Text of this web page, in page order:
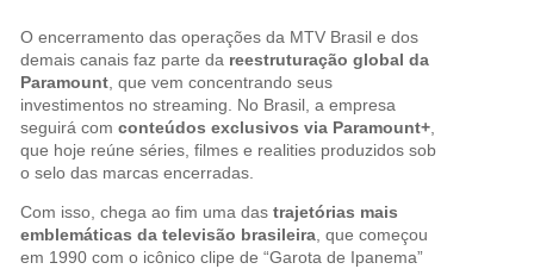
O encerramento das operações da MTV Brasil e dos
demais canais faz parte da reestruturação global da
Paramount , que vem concentrando seus
investimentos no streaming. No Brasil, a empresa
seguirá com conteúdos exclusivos via Paramount+
que hoje reúne séries, filmes e realities produzidos sob
o selo das marcas encerradas.
Com isso, chega ao fim uma das trajetórias mais
emblemáticas da televisão brasileira, que começou
em 1990 com o icônico clipe de “Garota de Ipanema”